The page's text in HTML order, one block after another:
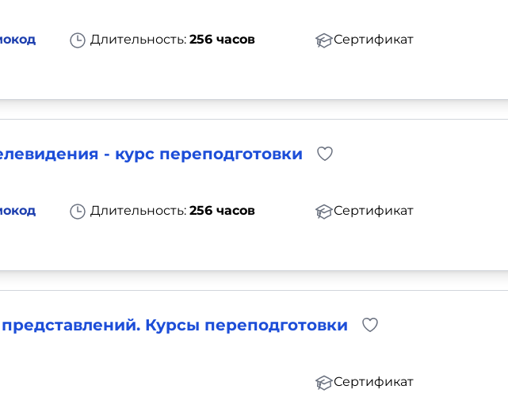
Длительность: 256 часов
Сертификат
- курс переподготовки
Длительность: 256 часов
Сертификат
Курсы переподготовки
Сертификат